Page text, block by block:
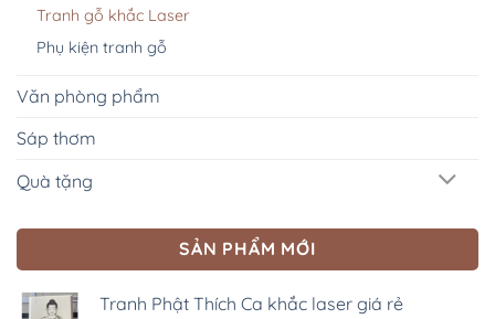
Tranh gỗ khắc Laser
Phụ kiện tranh gỗ
Văn phòng phẩm
Sáp thơm
Quà tặng
SẢN PHẨM MỚI
Tranh Phật Thích Ca khắc laser giá rẻ